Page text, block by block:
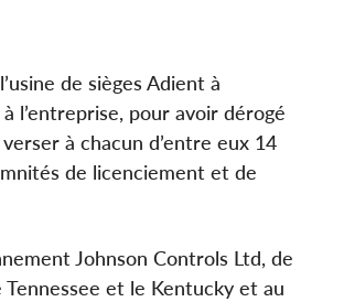
de sièges Adient à
l’entreprise, pour avoir dérogé
à chacun d’entre eux 14
de licenciement et de
Johnson Controls Ltd, de
et le Kentucky et au